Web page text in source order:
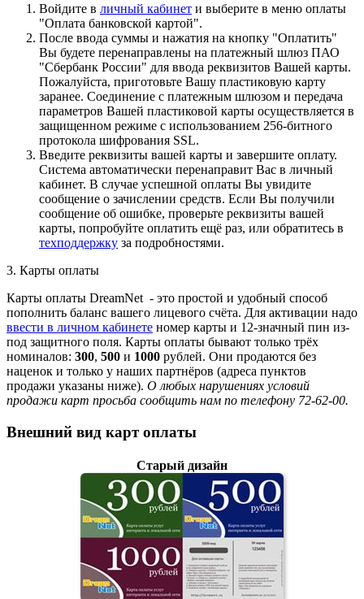
Войдите в личный кабинет и выберите в меню оплаты
"Оплата банковской картой".
После ввода суммы и нажатия на кнопку "Оплатить"
Вы будете перенаправлены на платежный шлюз ПАО
"Сбербанк России" для ввода реквизитов Вашей карты.
Пожалуйста, приготовьте Вашу пластиковую карту
заранее. Соединение с платежным шлюзом и передача
параметров Вашей пластиковой карты осуществляется в
защищенном режиме с использованием 256-битного
протокола шифрования SSL.
Введите реквизиты вашей карты и завершите оплату.
Система автоматически перенаправит Вас в личный
кабинет. В случае успешной оплаты Вы увидите
сообщение о зачислении средств. Если Вы получили
сообщение об ошибке, проверьте реквизиты вашей
карты, попробуйте оплатить ещё раз, или обратитесь в
техподдержку за подробностями.
3. Карты оплаты
Карты оплаты DreamNet - это простой и удобный способ
пополнить баланс вашего лицевого счёта. Для активации надо
ввести в личном кабинете номер карты и 12-значный пин из-
под защитного поля. Карты оплаты бывают только трёх
номиналов: 300, 500 и 1000 рублей. Они продаются без
наценок и только у наших партнёров (адреса пунктов
продажи указаны ниже). О любых нарушениях условий
продажи карт просьба сообщить нам по телефону 72-62-00.
Внешний вид карт оплаты
Старый дизайн